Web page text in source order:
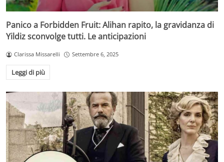
Panico a Forbidden Fruit: Alihan rapito, la gravidanza di
Yildiz sconvolge tutti. Le anticipazioni
Clarissa Missarelli Settembre 6, 2025
Leggi di più